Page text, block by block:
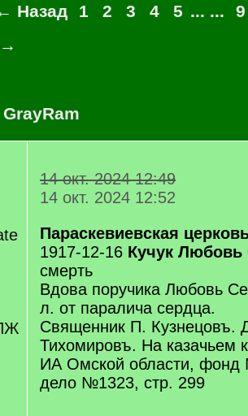
Назад 1 2 3 4 5 ... ...
9
GrayRam
14 окт. 2024 12:49
14 окт. 2024 12:52
Параскевиевская
1917-12-16 Кучук Любовь
смерть
Вдова поручика Любовь
л. от паралича сердца.
Священник П. Кузнецовъ.
Тихомировъ. На казачьем
ИА Омской области,
дело №1323, стр. 299